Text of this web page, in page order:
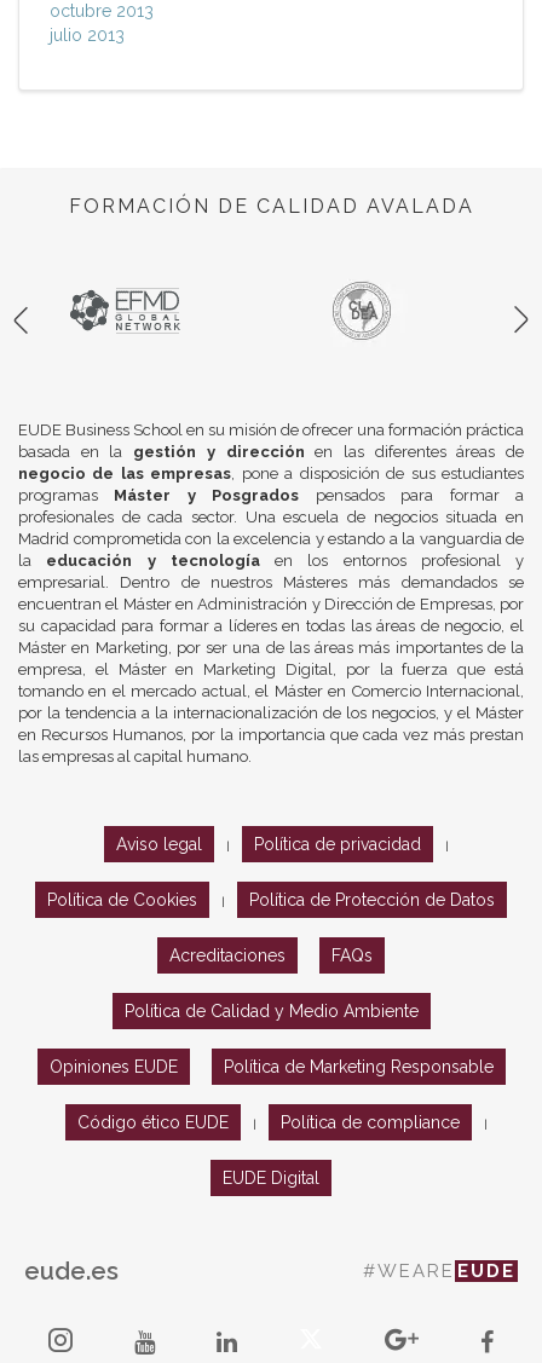
octubre 2013
julio 2013
FORMACIÓN DE CALIDAD AVALADA
EUDE Business School en su misión de ofrecer una formación práctica
basada en la gestión y dirección en las diferentes áreas de
negocio de las empresas, pone a disposición de sus estudiantes
programas Máster y Posgrados pensados para formar a
profesionales de cada sector. Una escuela de negocios situada en
Madrid comprometida con la excelencia y estando a la vanguardia de
la educación y tecnologíaen los entornos profesional y
empresarial. Dentro de nuestros Másteres más demandados se
encuentran el Máster en Administración y Dirección de Empresas, por
su capacidad para formar a líderes en todas las áreas de negocio, el
Máster en Marketing, por ser una de las áreas más importantes de la
empresa, el Máster en Marketing Digital, por la fuerza que está
tomando en el mercado actual, el Máster en Comercio Internacional,
por la tendencia a la internacionalización de los negocios, y el Máster
en Recursos Humanos, por la importancia que cada vez más prestan
las empresas al capital humano.
Aviso legal Política de privacidad
Política de Cookies Política de Protección de Datos
Acreditaciones FAQs
Política de Calidad y Medio Ambiente
Opiniones EUDE Política de Marketing Responsable
Código ético EUDE Política de compliance
EUDE Digital
eude.es #WEARE EUDE